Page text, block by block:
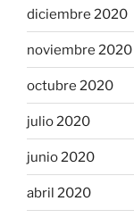
diciembre 2020
noviembre 2020
octubre 2020
julio 2020
junio 2020
abril 2020